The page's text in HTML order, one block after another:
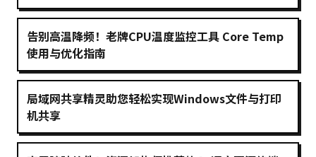
告别高温降频！老牌CPU温度监控工具 Core Temp
使用与优化指南
局域网共享精灵助您轻松实现Windows文件与打印
机共享